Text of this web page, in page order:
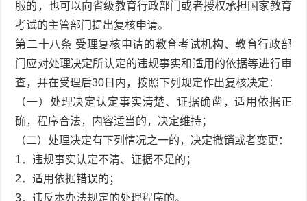
服的，也可以向省级教育行政部门或者授权承担国家教育
考试的主管部门提出复核申请。
第二十八条 受理复核申请的教育考试机构、教育行政部
门应对处理决定所认定的违规事实和适用的依据等进行审
查，并在受理后30日内，按照下列规定作出复核决定：
（一）处理决定认定事实清楚、证据确凿，适用依据正
确，程序合法，内容适当的，决定维持；
（二）处理决定有下列情况之一的，决定撤销或者变更：
1．违规事实认定不清、证据不足的；
2．适用依据错误的；
3．违反本办法规定的处理程序的。